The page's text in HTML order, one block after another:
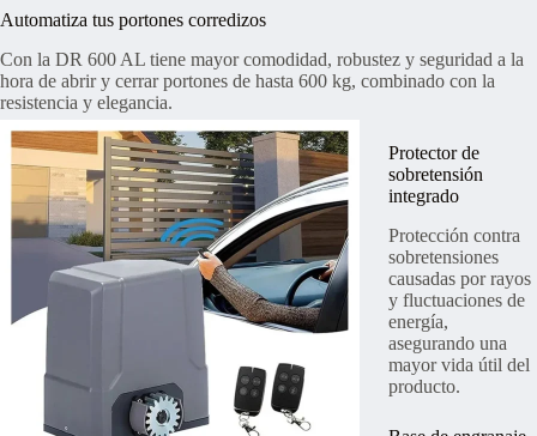
Automatiza tus portones corredizos
Con la DR 600 AL tiene mayor comodidad, robustez y seguridad a la
hora de abrir y cerrar portones de hasta 600 kg, combinado con la
resistencia y elegancia.
Protector de
sobretensión
integrado
Protección contra
sobretensiones
causadas por rayos
y fluctuaciones de
energía,
asegurando una
mayor vida útil del
producto.